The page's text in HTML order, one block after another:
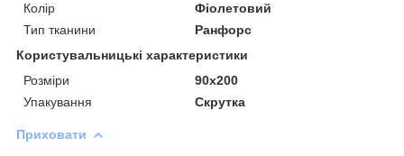
Колір
Фіолетовий
Тип тканини
Ранфорс
Користувальницькі характеристики
Розміри
90x200
Упакування
Скрутка
Приховати